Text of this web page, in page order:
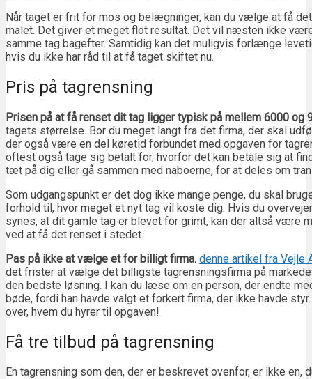
Når taget er frit for mos og belægninger, kan du vælge at få
malet. Det giver et meget flot resultat. Det vil næsten ikke
samme tag bagefter. Samtidig kan det muligvis forlænge
hvis du ikke har råd til at få taget skiftet nu.
Pris på tagrensning
Prisen på at få renset dit tag ligger typisk på mellem 6000 og
tagets størrelse. Bor du meget langt fra det firma, der skal
der også være en del køretid forbundet med opgaven for
oftest også tage sig betalt for, hvorfor det kan betale sig at
tæt på dig eller gå sammen med naboerne, for at deles om
Som udgangspunkt er det dog ikke mange penge, du skal
forhold til, hvor meget et nyt tag vil koste dig. Hvis du
synes, at dit gamle tag er blevet for grimt, kan der altså være
ved at få det renset i stedet.
Pas på ikke at vælge et for billigt firma. denne artikel fra Vejle
det frister at vælge det billigste tagrensningsfirma på
den bedste løsning. I kan du læse om en person, der endte
bøde, fordi han havde valgt et forkert firma, der ikke havde
over, hvem du hyrer til opgaven!
Få tre tilbud på tagrensning
En tagrensning som den, der er beskrevet ovenfor, er ikke en,